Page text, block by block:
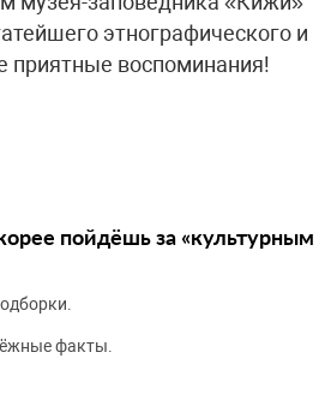
этнографического и
приятные воспоминания!
пойдёшь за «культурным
факты.